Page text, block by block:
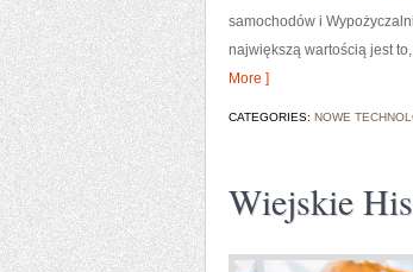
samochodów i
największą wartością jest
More ]
CATEGORIES: NOWE
Wiejskie